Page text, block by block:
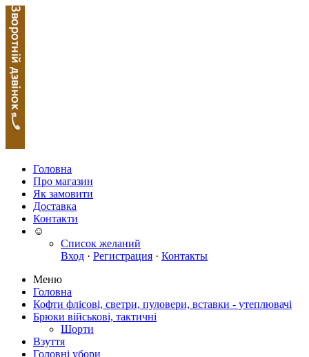
Головна
Про магазин
Як замовити
Доставка
Контакти
☺
Список желаний
Вход · Регистрация · Контакты
Меню
Головна
Кофти флісові, светри, пуловери, вставки - утеплювачі
Брюки військові, тактичні
Шорти
Взуття
Головні убори